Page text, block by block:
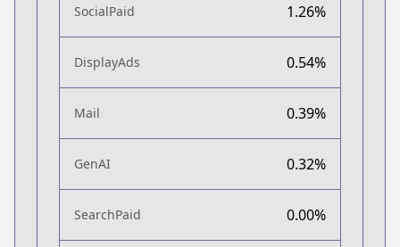
SocialPaid 1.26%
DisplayAds 0.54%
Mail 0.39%
GenAI 0.32%
SearchPaid 0.00%